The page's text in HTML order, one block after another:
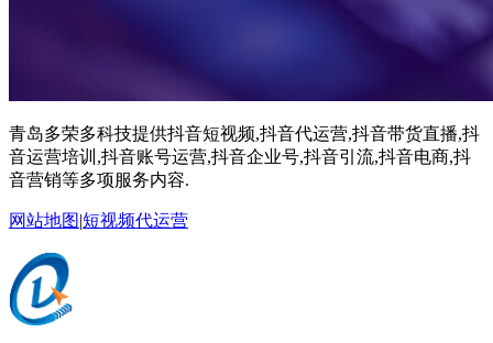
青岛多荣多科技提供抖音短视频,抖音代运营,抖音带货直播,抖
音运营培训,抖音账号运营,抖音企业号,抖音引流,抖音电商,抖
音营销等多项服务内容.
网站地图|短视频代运营